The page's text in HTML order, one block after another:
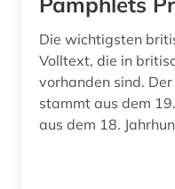
auckland (2)
audiodatei (2)
audiothek (1)
Die wichtigsten
Volltext, die in
vorhanden sind.
stammt aus dem
aus dem 18.